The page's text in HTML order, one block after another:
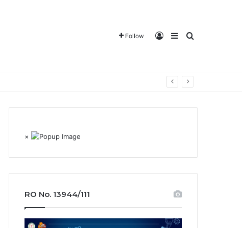
Follow Log InSidebarSearch for
×
RO No. 13944/111